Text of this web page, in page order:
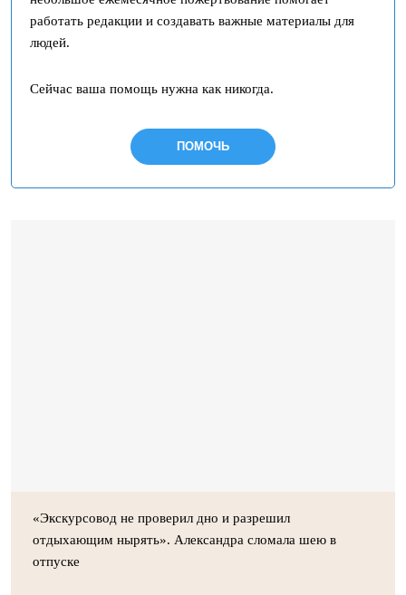
работать редакции и создавать важные материалы для
людей.
Сейчас ваша помощь нужна как никогда.
ПОМОЧЬ
«Экскурсовод не проверил дно и разрешил
отдыхающим нырять». Александра сломала шею в
отпуске